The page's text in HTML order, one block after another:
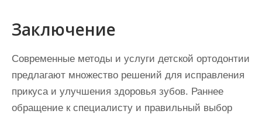
Заключение
Современные методы и услуги детской ортодонтии
предлагают множество решений для исправления
прикуса и улучшения здоровья зубов. Раннее
обращение к специалисту и правильный выбор